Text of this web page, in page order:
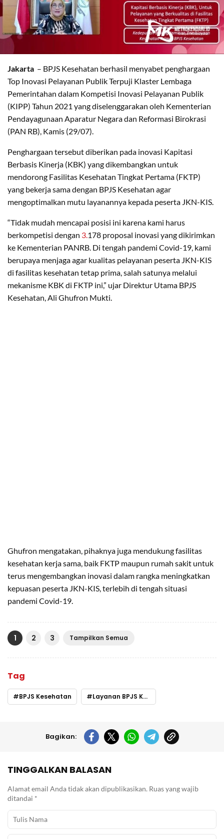
Jakarta – BPJS Kesehatan berhasil menyabet penghargaan
Top Inovasi Pelayanan Publik Terpuji Klaster Lembaga
Pemerintahan dalam Kompetisi Inovasi Pelayanan Publik
(KIPP) Tahun 2021 yang diselenggarakan oleh Kementerian
Pendayagunaan Aparatur Negara dan Reformasi Birokrasi
(PAN RB), Kamis (29/07).
Penghargaan tersebut diberikan pada inovasi Kapitasi
Berbasis Kinerja (KBK) yang dikembangkan untuk
mendorong Fasilitas Kesehatan Tingkat Pertama (FKTP)
yang bekerja sama dengan BPJS Kesehatan agar
mengoptimalkan mutu layanannya kepada peserta JKN-KIS.
“Tidak mudah mencapai posisi ini karena kami harus
berkompetisi dengan 3. 178 proposal inovasi yang dikirimkan
ke Kementerian PANRB. Di tengah pandemi Covid-19, kami
berupaya menjaga agar kualitas pelayanan peserta JKN-KIS
di fasilitas kesehatan tetap prima, salah satunya melalui
mekanisme KBK di FKTP ini,” ujar Direktur Utama BPJS
Kesehatan, Ali Ghufron Mukti.
Ghufron mengatakan, pihaknya juga mendukung fasilitas
kesehatan kerja sama, baik FKTP maupun rumah sakit untuk
terus mengembangkan inovasi dalam rangka meningkatkan
kepuasan peserta JKN-KIS, terlebih di tengah situasi
pandemi Covid-19.
1 2 3 Tampilkan Semua
Tag
BPJS Kesehatan Layanan BPJS Kesehatan
Bagikan:
TINGGALKAN BALASAN
Alamat email Anda tidak akan dipublikasikan. Ruas yang wajib
ditandai *